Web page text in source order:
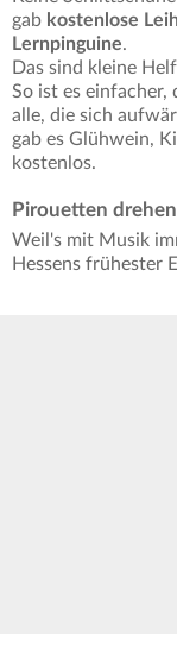
gab kostenlose
Lernpinguine.
Das sind kleine
So ist es einfacher,
alle, die sich
gab es Glühwein,
kostenlos.
Pirouetten
Weil's mit Musik
Hessens frühester